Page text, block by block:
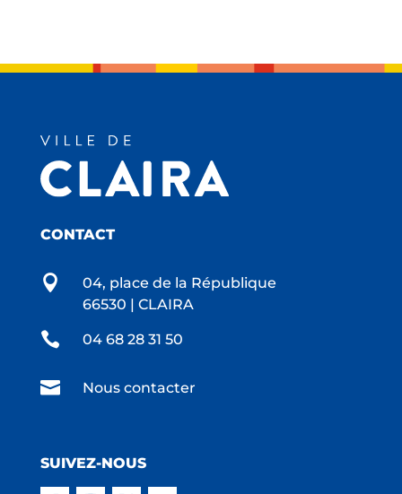
CONTACT

04, place de la République
66530 | CLAIRA
 04 68 28 31 50
 Nous contacter
SUIVEZ-NOUS